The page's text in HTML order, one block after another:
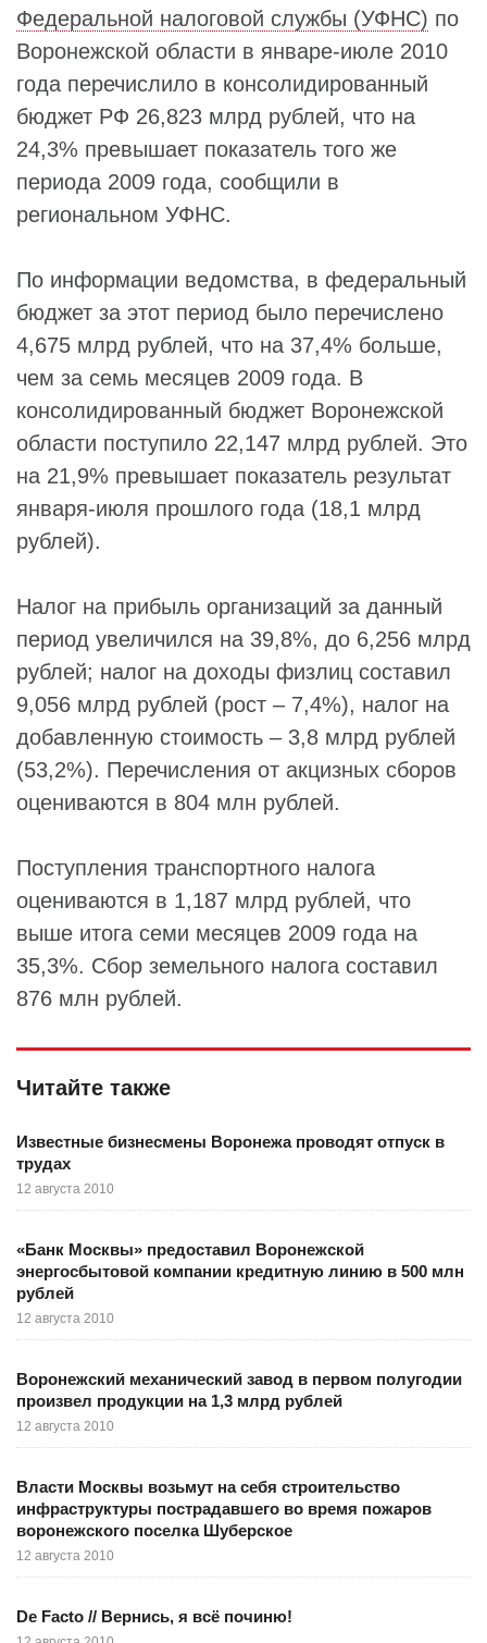
Федеральной налоговой службы (УФНС) по
Воронежской области в январе-июле 2010
года перечислило в консолидированный
бюджет РФ 26,823 млрд рублей, что на
24,3% превышает показатель того же
периода 2009 года, сообщили в
региональном УФНС.
По информации ведомства, в федеральный
бюджет за этот период было перечислено
4,675 млрд рублей, что на 37,4% больше,
чем за семь месяцев 2009 года. В
консолидированный бюджет Воронежской
области поступило 22,147 млрд рублей. Это
на 21,9% превышает показатель результат
января-июля прошлого года (18,1 млрд
рублей).
Налог на прибыль организаций за данный
период увеличился на 39,8%, до 6,256 млрд
рублей; налог на доходы физлиц составил
9,056 млрд рублей (рост – 7,4%), налог на
добавленную стоимость – 3,8 млрд рублей
(53,2%). Перечисления от акцизных сборов
оцениваются в 804 млн рублей.
Поступления транспортного налога
оцениваются в 1,187 млрд рублей, что
выше итога семи месяцев 2009 года на
35,3%. Сбор земельного налога составил
876 млн рублей.
Читайте также
Известные бизнесмены Воронежа проводят отпуск в
трудах
12 августа 2010
«Банк Москвы» предоставил Воронежской
энергосбытовой компании кредитную линию в 500 млн
рублей
12 августа 2010
Воронежский механический завод в первом полугодии
произвел продукции на 1,3 млрд рублей
12 августа 2010
Власти Москвы возьмут на себя строительство
инфраструктуры пострадавшего во время пожаров
воронежского поселка Шуберское
12 августа 2010
De Facto // Вернись, я всё починю!